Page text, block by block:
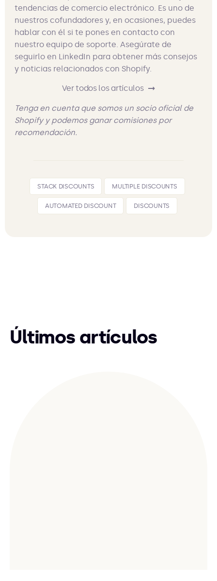
tendencias de comercio electrónico. Es uno de
nuestros cofundadores y, en ocasiones, puedes
hablar con él si te pones en contacto con
nuestro equipo de soporte. Asegúrate de
seguirlo en LinkedIn para obtener más consejos
y noticias relacionados con Shopify.
Ver todos los artículos
Tenga en cuenta que somos un socio oficial de
Shopify y podemos ganar comisiones por
recomendación.
STACK DISCOUNTS MULTIPLE DISCOUNTS
AUTOMATED DISCOUNT DISCOUNTS
Últimos artículos